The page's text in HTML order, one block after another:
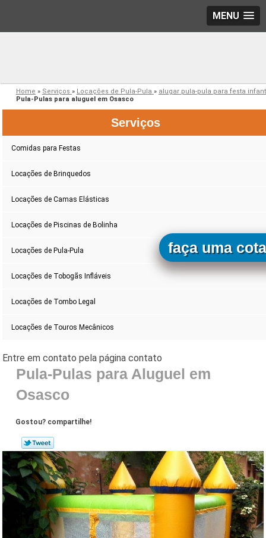
MENU
Home » Serviços » Locações de Pula-Pula » alugar pula-pula para festa
Pula-Pulas para aluguel em Osasco
Serviços
Comidas para Festas
Locações de Brinquedos
Locações de Camas Elásticas
Locações de Piscinas de Bolinha
Locações de Pula-Pula
Locações de Tobogãs Infláveis
Locações de Tombo Legal
Locações de Touros Mecânicos
Pula-Pulas para Aluguel em
Osasco
Gostou? compartilhe!
faça uma